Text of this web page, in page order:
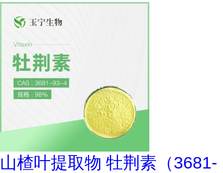
山楂叶提取物 牡荆素（3681-